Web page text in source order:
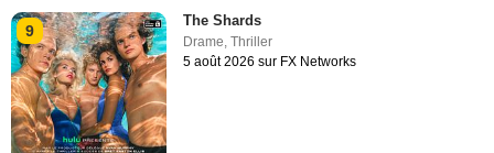
9
The Shards
Drame,Thriller
5 août 2026 sur FX Networks